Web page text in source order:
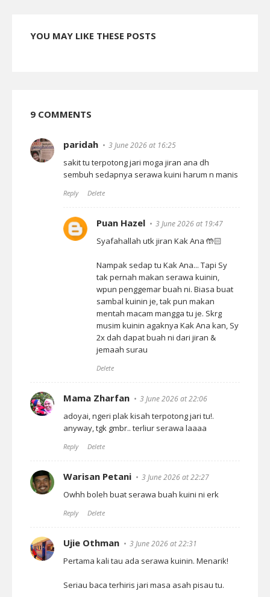
YOU MAY LIKE THESE POSTS
9 COMMENTS
paridah 3 June 2026 at 16:25
sakit tu terpotong jari moga jiran ana dh
sembuh sedapnya serawa kuini harum n manis
Reply Delete
Puan Hazel 3 June 2026 at 19:47
Syafahallah utk jiran Kak Ana 🤲🏻
Nampak sedap tu Kak Ana... Tapi Sy
tak pernah makan serawa kuinin,
wpun penggemar buah ni. Biasa buat
sambal kuinin je, tak pun makan
mentah macam mangga tu je. Skrg
musim kuinin agaknya Kak Ana kan, Sy
2x dah dapat buah ni dari jiran &
jemaah surau
Delete
Mama Zharfan 3 June 2026 at 22:06
adoyai, ngeri plak kisah terpotong jari tu!.
anyway, tgk gmbr.. terliur serawa laaaa
Reply Delete
Warisan Petani 3 June 2026 at 22:27
Owhh boleh buat serawa buah kuini ni erk
Reply Delete
Ujie Othman 3 June 2026 at 22:31
Pertama kali tau ada serawa kuinin. Menarik!
Seriau baca terhiris jari masa asah pisau tu.